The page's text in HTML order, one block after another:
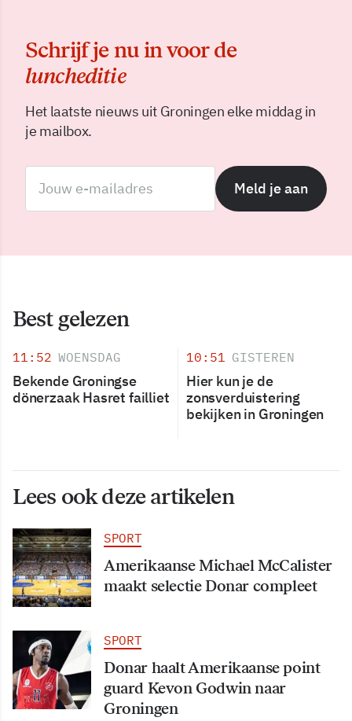
Schrijf je nu in voor de
luncheditie
Het laatste nieuws uit Groningen elke middag in
je mailbox.
Meld je aan
Best gelezen
11:52 WOENSDAG
Bekende Groningse
dönerzaak Hasret failliet
10:51 GISTEREN
Hier kun je de
zonsverduistering
bekijken in Groningen
Lees ook deze artikelen
SPORT
Amerikaanse Michael McCalister
maakt selectie Donar compleet
SPORT
Donar haalt Amerikaanse point
guard Kevon Godwin naar
Groningen